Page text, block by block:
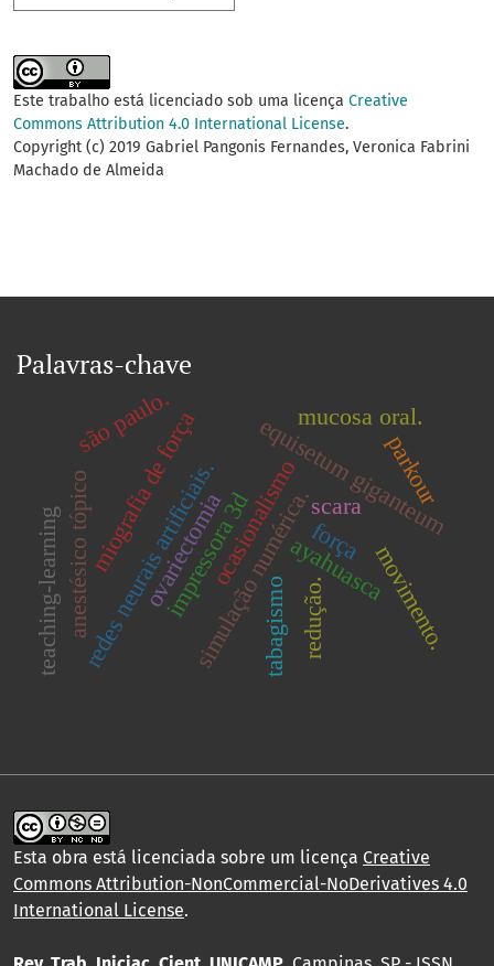
Este trabalho está licenciado sob uma licença Creative
Commons Attribution 4.0 International License.
Copyright (c) 2019 Gabriel Pangonis Fernandes, Veronica Fabrini
Machado de Almeida
Palavras-chave
impressora 3d scara
simulação numérica.
equisetum giganteum
ovariectomia
miografia de força
redes neurais artificiais. ayahuasca
tabagismoredução.
ocasionalismoforça movimento.
anestésico tópico
mucosa oral.
teaching-learning
parkour
são paulo.
Esta obra está licenciada sobre um licença Creative
Commons Attribution-NonCommercial-NoDerivatives 4.0
International License.